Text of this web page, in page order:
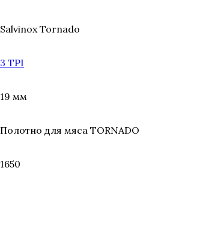
Salvinox Tornado
3 TPI
19 мм
Полотно для мяса TORNADO
1650